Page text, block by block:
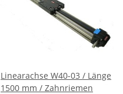
Linearachse W40-03 / Länge
1500 mm / Zahnriemen